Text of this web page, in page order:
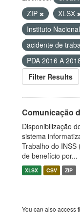
ZIP
XLSX
Instituto
acidente de
PDA 2016 A
Filter Results
Comunicação
Disponibilização
sistema
Trabalho do INSS
de benefício por...
XLSX CSV ZIP
You can also access